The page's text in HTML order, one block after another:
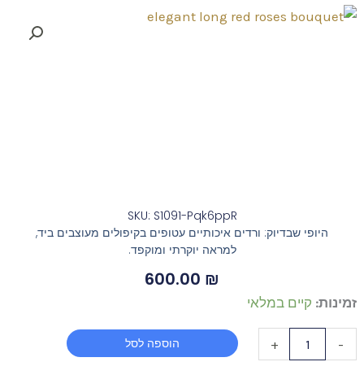
SKU: S1091-Pqk6ppR
היופי שבדיוק: ורדים איכותיים עטופים בקיפולים מעוצבים ביד,
למראה יוקרתי ומוקפד.
600.00 ₪
זמינות: קיים במלאי
-
כמות
של
Elegant
+ הוספה לסל